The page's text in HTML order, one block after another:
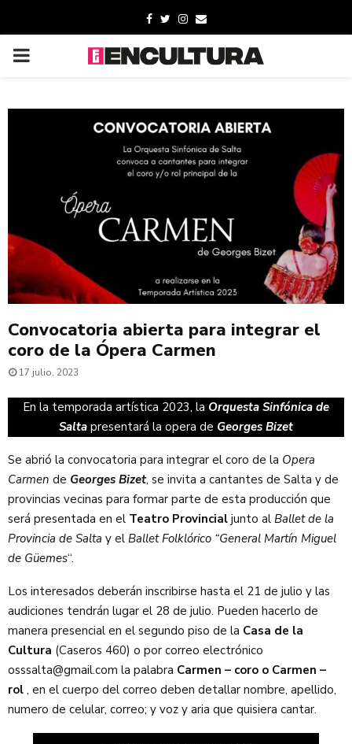
Convocatoria abierta para integrar el
coro de la Ópera Carmen
17 julio, 2023
En la temporada artística 2023, la Orquesta Sinfónica de
Salta presentará la opera de Georges Bizet
Se abrió la convocatoria para integrar el coro de la Opera
Carmen de Georges Bizet, se invita a cantantes de Salta y de
provincias vecinas para formar parte de esta producción que
será presentada en el Teatro Provincial junto al Ballet de la
Provincia de Salta y el Ballet Folklórico “General Martín Miguel
de Güemes“.
Los interesados deberán inscribirse hasta el 21 de julio y las
audiciones tendrán lugar el 28 de julio. Pueden hacerlo de
manera presencial en el segundo piso de la Casa de la
Cultura (Caseros 460) o por correo electrónico
osssalta@gmail.com la palabra Carmen – coro o Carmen –
rol , en el cuerpo del correo deben detallar nombre, apellido,
numero de celular, correo; y voz y aria que quisiera cantar.